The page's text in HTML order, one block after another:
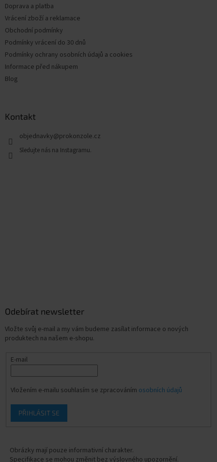
Doprava a platba
Vrácení zboží a reklamace
Obchodní podmínky
Podmínky vrácení do 30 dnů
Podmínky ochrany osobních údajů a cookies
Informace před nákupem
Blog
Kontakt
objednavky@prokonzole.cz
Odebírat newsletter
Vložte svůj e-mail a my vám budeme zasílat informace o nových
produktech na našem e-shopu.
E-mail
Vložením e-mailu souhlasím se zpracováním osobních údajů
PŘIHLÁSIT SE
Obrázky mají pouze informativní charakter.
Specifikace se mohou změnit bez výslovného upozornění.